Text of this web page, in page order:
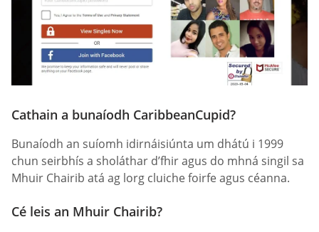
Cathain a bunaíodh CaribbeanCupid?
Bunaíodh an suíomh idirnáisiúnta um dhátú i 1999
chun seirbhís a sholáthar d’fhir agus do mhná singil sa
Mhuir Chairib atá ag lorg cluiche foirfe agus céanna.
Cé leis an Mhuir Chairib?